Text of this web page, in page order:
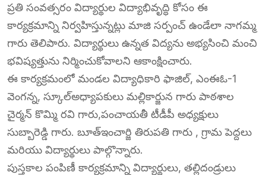
ప్రతి సంవత్సరం విద్యార్థుల విద్యాభివృద్ధి కోసం ఈ
కార్యక్రమాన్ని నిర్వహిస్తున్నట్లు మాజి సర్పంచ్ ఉండేలా నాగమ్మ
గారు తెలిపారు. విద్యార్థులు ఉన్నత విద్యను అభ్యసించి మంచి
భవిష్యత్తును నిర్మించుకోవాలని ఆకాంక్షించారు.
ఈ కార్యక్రమంలో మండల విద్యాధికారి ఫాజిల్, ఎంఈఓ-1
వెంగన్న, స్కూల్అధ్యాపకులు మల్లికార్జున గారు పాఠశాల
చైర్మన్ కొమ్మి రవి గారు,పంచాయతీ టీడీపీ అధ్యక్షులు
సుబ్బారెడ్డి గారు. బూత్ఇంచార్జి తిరుపతి గారు , గ్రామ పెద్దలు
మరియు విద్యార్థులు పాల్గొన్నారు.
పుస్తకాల పంపిణీ కార్యక్రమాన్ని విద్యార్థులు, తల్లిదండ్రులు